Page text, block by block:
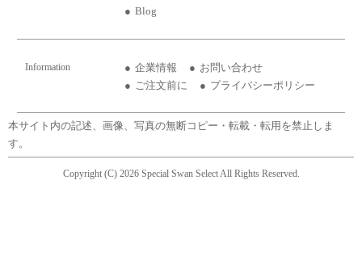
Blog
Information 企業情報
お問い合わせ
ご注文前に
プライバシーポリシー
本サイト内の記述、画像、写真の無断コピー・転載・転用を禁止しま
す。
Copyright (C) 2026 Special Swan Select All Rights Reserved.